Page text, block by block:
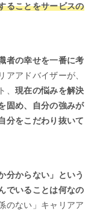
ることをサービスの
者の幸せを一番に考
アアドバイザーが、
、 現在の悩みを解決
固め、自分の強みが
分をこだわり抜いて
分からない」という
でいることは何なの
のない」キャリアア